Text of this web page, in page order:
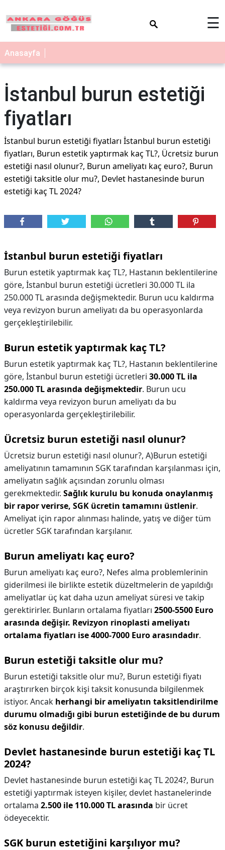
☰
Anasayfa
İstanbul burun estetiği
fiyatları
İstanbul burun estetiği fiyatları İstanbul burun estetiği
fiyatları, Burun estetik yaptırmak kaç TL?, Ücretsiz burun
estetiği nasıl olunur?, Burun ameliyatı kaç euro?, Burun
estetiği taksitle olur mu?, Devlet hastanesinde burun
estetiği kaç TL 2024?
İstanbul burun estetiği fiyatları
Burun estetik yaptırmak kaç TL?, Hastanın beklentilerine
göre, İstanbul burun estetiği ücretleri 30.000 TL ila
250.000 TL arasında değişmektedir. Burun ucu kaldırma
veya revizyon burun ameliyatı da bu operasyonlarda
gerçekleştirilebilir.
Burun estetik yaptırmak kaç TL?
Burun estetik yaptırmak kaç TL?, Hastanın beklentilerine
göre, İstanbul burun estetiği ücretleri 30.000 TL ila
250.000 TL arasında değişmektedir. Burun ucu
kaldırma veya revizyon burun ameliyatı da bu
operasyonlarda gerçekleştirilebilir.
Ücretsiz burun estetiği nasıl olunur?
Ücretsiz burun estetiği nasıl olunur?, A)Burun estetiği
ameliyatının tamamının SGK tarafından karşılanması için,
ameliyatın sağlık açısından zorunlu olması
gerekmektedir. Sağlık kurulu bu konuda onaylanmış
bir rapor verirse, SGK ücretin tamamını üstlenir.
Ameliyat için rapor alınması halinde, yatış ve diğer tüm
ücretler SGK tarafından karşılanır.
Burun ameliyatı kaç euro?
Burun ameliyatı kaç euro?, Nefes alma problemlerinin
giderilmesi ile birlikte estetik düzeltmelerin de yapıldığı
ameliyatlar üç kat daha uzun ameliyat süresi ve takip
gerektirirler. Bunların ortalama fiyatları 2500-5500 Euro
arasında değişir. Revizyon rinoplasti ameliyatı
ortalama fiyatları ise 4000-7000 Euro arasındadır.
Burun estetiği taksitle olur mu?
Burun estetiği taksitle olur mu?, Burun estetiği fiyatı
araştırırken birçok kişi taksit konusunda bilgilenmek
istiyor. Ancak herhangi bir ameliyatın taksitlendirilme
durumu olmadığı gibi burun estetiğinde de bu durum
söz konusu değildir.
Devlet hastanesinde burun estetiği kaç TL
2024?
Devlet hastanesinde burun estetiği kaç TL 2024?, Burun
estetiği yaptırmak isteyen kişiler, devlet hastanelerinde
ortalama 2.500 ile 110.000 TL arasında bir ücret
ödeyecektir.
SGK burun estetiğini karşılıyor mu?